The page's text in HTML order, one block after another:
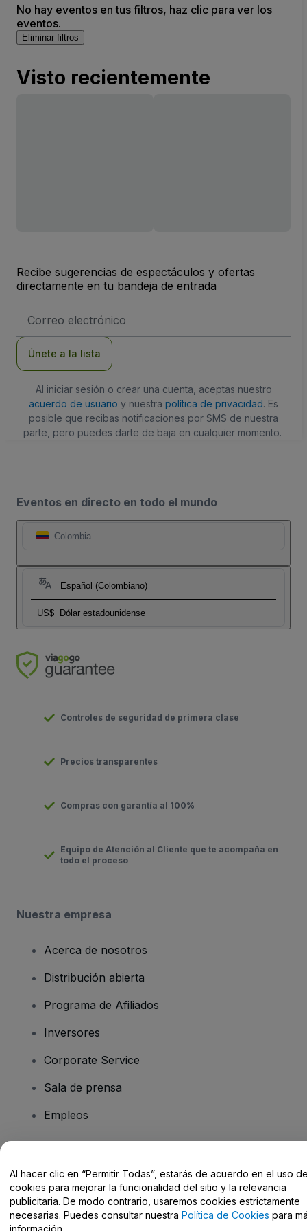
No hay eventos en tus filtros, haz clic para ver los
eventos.
Eliminar filtros
Visto recientemente
Recibe sugerencias de espectáculos y ofertas
directamente en tu bandeja de entrada
de
Únete a la lista
Al iniciar sesión o crear una cuenta, aceptas nuestro
acuerdo de usuario y nuestra política de privacidad. Es
posible que recibas notificaciones por SMS de nuestra
parte, pero puedes darte de baja en cualquier momento.
Eventos en directo en todo el mundo
Colombia
Español (Colombiano)
US$ Dólar estadounidense
Controles de seguridad de primera clase
Precios transparentes
Compras con garantía al 100%
Equipo de Atención al Cliente que te acompaña en
todo el proceso
Nuestra empresa
Acerca de nosotros
Distribución abierta
Programa de Afiliados
Inversores
Corporate Service
Sala de prensa
Empleos
Centro de Ayuda / Contacto
Al hacer clic en “Permitir Todas”, estarás de acuerdo en el uso
cookies para mejorar la funcionalidad del sitio y la relevancia
publicitaria. De modo contrario, usaremos cookies estrictamente
necesarias. Puedes consultar nuestra Política de Cookies para
información.